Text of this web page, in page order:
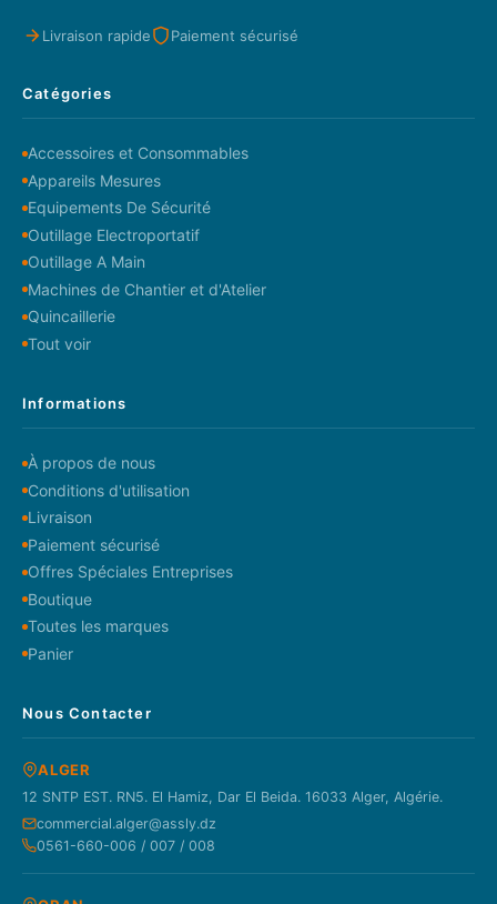
Livraison rapide Paiement sécurisé
Catégories
Accessoires et Consommables
Appareils Mesures
Equipements De Sécurité
Outillage Electroportatif
Outillage A Main
Machines de Chantier et d'Atelier
Quincaillerie
Tout voir
Informations
À propos de nous
Conditions d'utilisation
Livraison
Paiement sécurisé
Offres Spéciales Entreprises
Boutique
Toutes les marques
Panier
Nous Contacter
ALGER
12 SNTP EST. RN5. El Hamiz, Dar El Beida. 16033 Alger, Algérie.
commercial.alger@assly.dz
0561-660-006 / 007 / 008